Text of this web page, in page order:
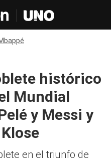
histórico
Mundial
y Messi y
en el triunfo de